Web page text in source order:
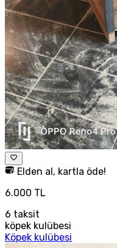
Elden al, kartla öde!
6.000 TL
6 taksit
köpek kulübesi
Köpek kulübesi